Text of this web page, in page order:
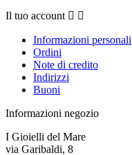
Il tuo account  
Informazioni personali
Ordini
Note di credito
Indirizzi
Buoni
Informazioni negozio
I Gioielli del Mare
via Garibaldi, 8